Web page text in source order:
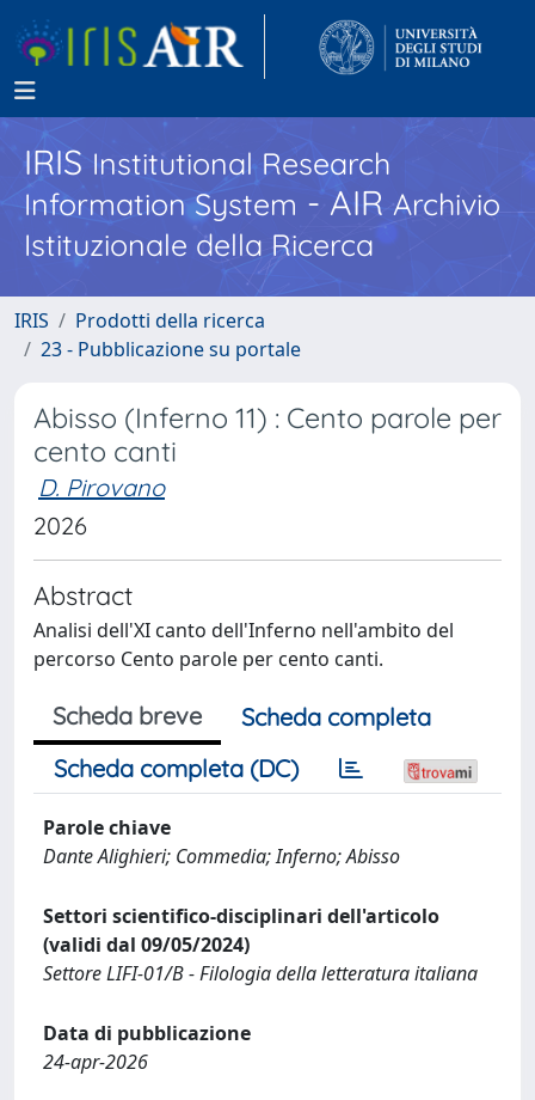
IRISInstitutional Research
Information System - AIR Archivio
Istituzionale della Ricerca
IRIS
Prodotti della ricerca
23 - Pubblicazione su portale
Abisso (Inferno 11) : Cento parole per
cento canti
D. Pirovano
2026
Abstract
Analisi dell'XI canto dell'Inferno nell'ambito del
percorso Cento parole per cento canti.
Scheda breve
Scheda completa
Scheda completa (DC)
Parole chiave
Dante Alighieri; Commedia; Inferno; Abisso
Settori scientifico-disciplinari dell'articolo
(validi dal 09/05/2024)
Settore LIFI-01/B - Filologia della letteratura italiana
Data di pubblicazione
24-apr-2026